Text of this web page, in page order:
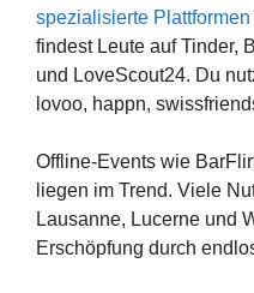
spezialisierte Plattformen
findest Leute auf Tinder,
und LoveScout24. Du
lovoo, happn,
Offline-Events wie
liegen im Trend. Viele
Lausanne, Lucerne und
Erschöpfung durch